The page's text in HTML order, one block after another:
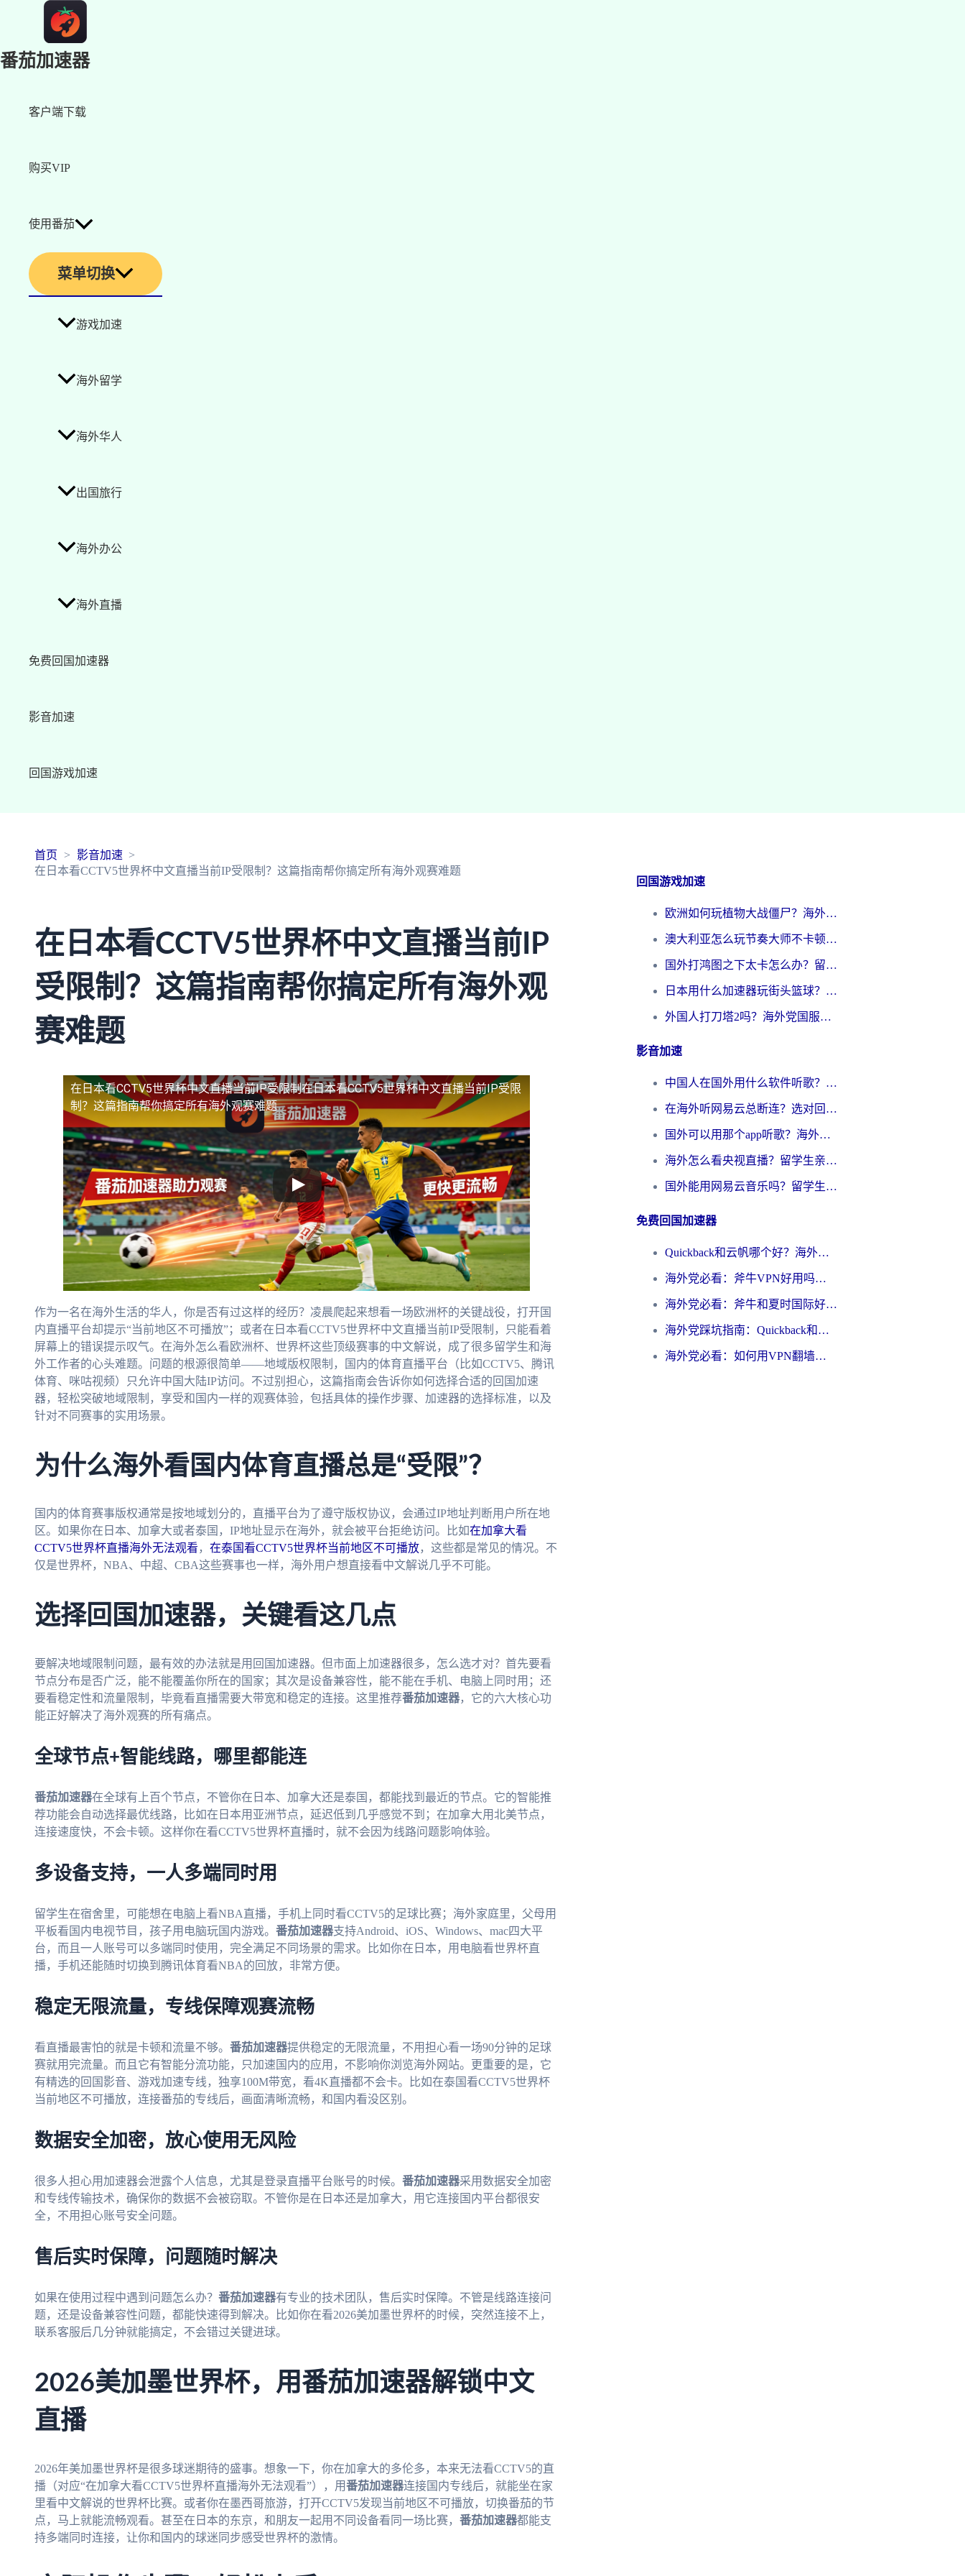
番茄加速器
客户端下载
购买VIP
使用番茄
菜单切换
游戏加速
海外留学
海外华人
出国旅行
海外办公
海外直播
免费回国加速器
影音加速
回国游戏加速
首页
影音加速
在日本看CCTV5世界杯中文直播当前IP受限制？这篇指南帮你搞定所有海外观赛难题
在日本看CCTV5世界杯中文直播当前IP
受限制？这篇指南帮你搞定所有海外观
赛难题
在日本看CCTV5世界杯中文直播当前IP受限制在日本看CCTV5世界杯中文直播当前IP受限
制？这篇指南帮你搞定所有海外观赛难题
作为一名在海外生活的华人，你是否有过这样的经历？凌晨爬起来想看一场欧洲杯的关键战役，打开国
内直播平台却提示“当前地区不可播放”；或者在日本看CCTV5世界杯中文直播当前IP受限制，只能看着
屏幕上的错误提示叹气。在海外怎么看欧洲杯、世界杯这些顶级赛事的中文解说，成了很多留学生和海
外工作者的心头难题。问题的根源很简单——地域版权限制，国内的体育直播平台（比如CCTV5、腾讯
体育、咪咕视频）只允许中国大陆IP访问。不过别担心，这篇指南会告诉你如何选择合适的回国加速
器，轻松突破地域限制，享受和国内一样的观赛体验，包括具体的操作步骤、加速器的选择标准，以及
针对不同赛事的实用场景。
为什么海外看国内体育直播总是“受限”？
国内的体育赛事版权通常是按地域划分的，直播平台为了遵守版权协议，会通过IP地址判断用户所在地
区。如果你在日本、加拿大或者泰国，IP地址显示在海外，就会被平台拒绝访问。比如在加拿大看
CCTV5世界杯直播海外无法观看 ， 在泰国看CCTV5世界杯当前地区不可播放，这些都是常见的情况。不
仅是世界杯，NBA、中超、CBA这些赛事也一样，海外用户想直接看中文解说几乎不可能。
选择回国加速器，关键看这几点
要解决地域限制问题，最有效的办法就是用回国加速器。但市面上加速器很多，怎么选才对？首先要看
节点分布是否广泛，能不能覆盖你所在的国家；其次是设备兼容性，能不能在手机、电脑上同时用；还
要看稳定性和流量限制，毕竟看直播需要大带宽和稳定的连接。这里推荐番茄加速器，它的六大核心功
能正好解决了海外观赛的所有痛点。
全球节点+智能线路，哪里都能连
番茄加速器在全球有上百个节点，不管你在日本、加拿大还是泰国，都能找到最近的节点。它的智能推
荐功能会自动选择最优线路，比如在日本用亚洲节点，延迟低到几乎感觉不到；在加拿大用北美节点，
连接速度快，不会卡顿。这样你在看CCTV5世界杯直播时，就不会因为线路问题影响体验。
多设备支持，一人多端同时用
留学生在宿舍里，可能想在电脑上看NBA直播，手机上同时看CCTV5的足球比赛；海外家庭里，父母用
平板看国内电视节目，孩子用电脑玩国内游戏。 番茄加速器支持Android、iOS、Windows、mac四大平
台，而且一人账号可以多端同时使用，完全满足不同场景的需求。比如你在日本，用电脑看世界杯直
播，手机还能随时切换到腾讯体育看NBA的回放，非常方便。
稳定无限流量，专线保障观赛流畅
看直播最害怕的就是卡顿和流量不够。 番茄加速器提供稳定的无限流量，不用担心看一场90分钟的足球
赛就用完流量。而且它有智能分流功能，只加速国内的应用，不影响你浏览海外网站。更重要的是，它
有精选的回国影音、游戏加速专线，独享100M带宽，看4K直播都不会卡。比如在泰国看CCTV5世界杯
当前地区不可播放，连接番茄的专线后，画面清晰流畅，和国内看没区别。
数据安全加密，放心使用无风险
很多人担心用加速器会泄露个人信息，尤其是登录直播平台账号的时候。 番茄加速器采用数据安全加密
和专线传输技术，确保你的数据不会被窃取。不管你是在日本还是加拿大，用它连接国内平台都很安
全，不用担心账号安全问题。
售后实时保障，问题随时解决
如果在使用过程中遇到问题怎么办？ 番茄加速器有专业的技术团队，售后实时保障。不管是线路连接问
题，还是设备兼容性问题，都能快速得到解决。比如你在看2026美加墨世界杯的时候，突然连接不上，
联系客服后几分钟就能搞定，不会错过关键进球。
2026美加墨世界杯，用番茄加速器解锁中文
直播
2026年美加墨世界杯是很多球迷期待的盛事。想象一下，你在加拿大的多伦多，本来无法看CCTV5的直
播（对应“在加拿大看CCTV5世界杯直播海外无法观看”），用番茄加速器连接国内专线后，就能坐在家
里看中文解说的世界杯比赛。或者你在墨西哥旅游，打开CCTV5发现当前地区不可播放，切换番茄的节
点，马上就能流畅观看。甚至在日本的东京，和朋友一起用不同设备看同一场比赛， 番茄加速器都能支
持多端同时连接，让你和国内的球迷同步感受世界杯的激情。
回国游戏加速
欧洲如何玩植物大战僵尸？海外党国服游戏加速避坑指南（附实测对比）
澳大利亚怎么玩节奏大师不卡顿？海外党国服游戏加速终极指南
国外打鸿图之下太卡怎么办？留学生亲测有效的国服游戏加速方案
日本用什么加速器玩街头篮球？海外党国服游戏不卡顿的终极攻略
外国人打刀塔2吗？海外党国服游戏加速避坑全攻略
影音加速
中国人在国外用什么软件听歌？别再被地域限制卡脖子，这篇教你轻松解锁国内音乐库
在海外听网易云总断连？选对回国加速器，告别地区限制和卡顿
国外可以用那个app听歌？海外党亲测有效的回国加速方案，轻松听国内音乐听书
海外怎么看央视直播？留学生亲测：3步解决版权限制+追剧自由
国外能用网易云音乐吗？留学生亲测：3步解决海外听歌难题
免费回国加速器
Quickback和云帆哪个好？海外党2026亲测指南：选对加速器大陆工具，无缝刷国内剧玩国服
海外党必看：斧牛VPN好用吗？和GoLinkVPN对比哪个回国效果更好？
海外党必看：斧牛和夏时国际好用吗？3步选对回国加速器，无缝刷国内资源
海外党踩坑指南：Quickback和归雁好用吗？选对加速器才能无缝刷国内资源
海外党必看：如何用VPN翻墙到大陆PTT？一篇解决你所有回国加速痛点